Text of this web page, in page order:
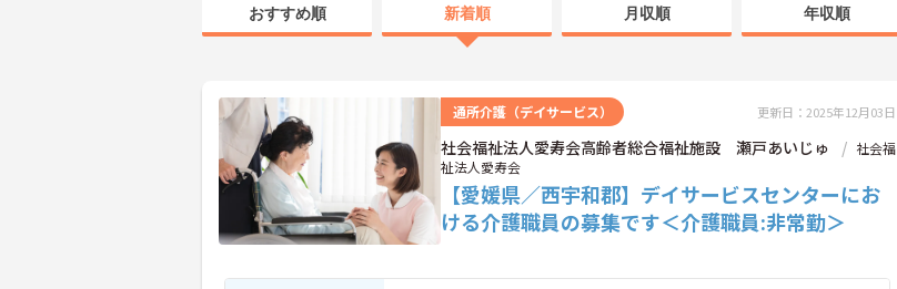
おすすめ順 新着順 月収順 年収順
通所介護（デイサービス） 更新日：2025年12月03日
社会福祉法人愛寿会高齢者総合福祉施設 瀬戸あいじゅ
社会福
祉法人愛寿会
【愛媛県／西宇和郡】デイサービスセンターにお
ける介護職員の募集です＜介護職員:非常勤＞